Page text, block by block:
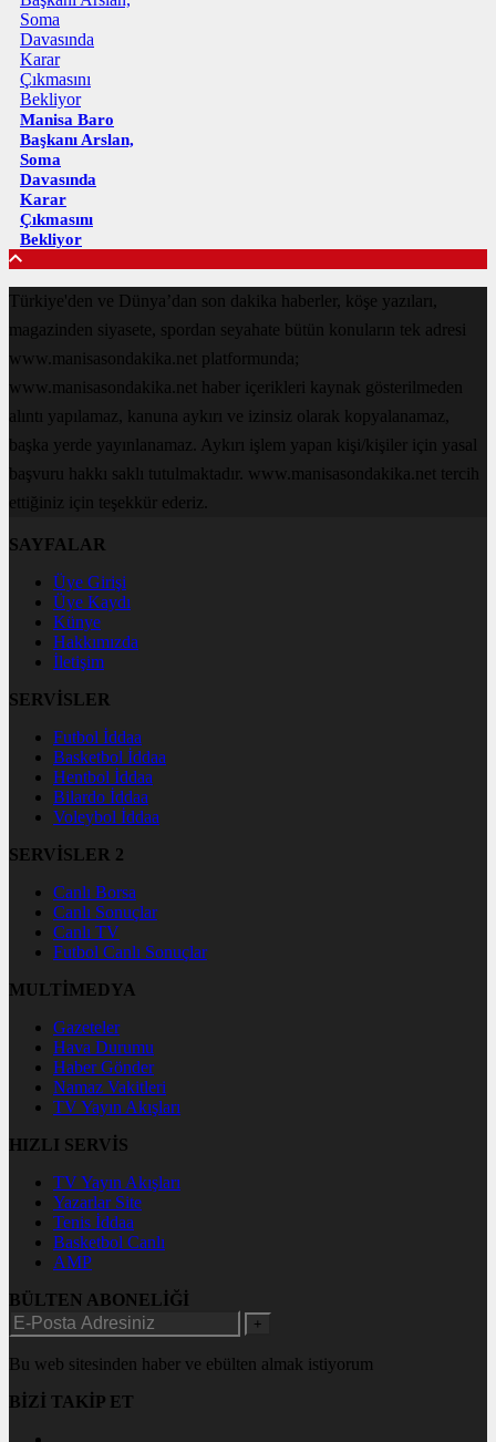
Manisa Baro
Başkanı Arslan,
Soma
Davasında
Karar
Çıkmasını
Bekliyor
Türkiye'den ve Dünya’dan son dakika haberler, köşe yazıları,
magazinden siyasete, spordan seyahate bütün konuların tek adresi
www.manisasondakika.net platformunda;
www.manisasondakika.net haber içerikleri kaynak gösterilmeden
alıntı yapılamaz, kanuna aykırı ve izinsiz olarak kopyalanamaz,
başka yerde yayınlanamaz. Aykırı işlem yapan kişi/kişiler için yasal
başvuru hakkı saklı tutulmaktadır. www.manisasondakika.net tercih
ettiğiniz için teşekkür ederiz.
SAYFALAR
Üye Girişi
Üye Kaydı
Künye
Hakkımızda
İletişim
SERVİSLER
Futbol İddaa
Basketbol İddaa
Hentbol İddaa
Bilardo İddaa
Voleybol İddaa
SERVİSLER 2
Canlı Borsa
Canlı Sonuçlar
Canlı TV
Futbol Canlı Sonuçlar
MULTİMEDYA
Gazeteler
Hava Durumu
Haber Gönder
Namaz Vakitleri
TV Yayın Akışları
HIZLI SERVİS
TV Yayın Akışları
Yazarlar Site
Tenis İddaa
Basketbol Canlı
AMP
BÜLTEN ABONELİĞİ
+
Bu web sitesinden haber ve ebülten almak istiyorum
BİZİ TAKİP ET